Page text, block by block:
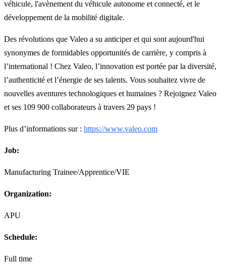
véhicule, l'avènement du véhicule autonome et connecté, et le
développement de la mobilité digitale.
Des révolutions que Valeo a su anticiper et qui sont aujourd'hui
synonymes de formidables opportunités de carrière, y compris à
l’international ! Chez Valeo, l’innovation est portée par la diversité,
l’authenticité et l’énergie de ses talents. Vous souhaitez vivre de
nouvelles aventures technologiques et humaines ? Rejoignez Valeo
et ses 109 900 collaborateurs à travers 29 pays !
Plus d’informations sur : https://www.valeo.com
Job:
Manufacturing Trainee/Apprentice/VIE
Organization:
APU
Schedule:
Full time